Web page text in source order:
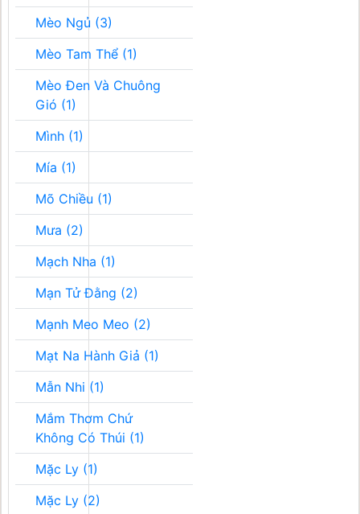
Mèo Ngủ (3)
Mèo Tam Thể (1)
Mèo Đen Và Chuông
Gió (1)
Mình (1)
Mía (1)
Mõ Chiều (1)
Mưa (2)
Mạch Nha (1)
Mạn Tử Đằng (2)
Mạnh Meo Meo (2)
Mạt Na Hành Giả (1)
Mẫn Nhi (1)
Mắm Thơm Chứ
Không Có Thúi (1)
Mặc Ly (1)
Mặc Ly (2)